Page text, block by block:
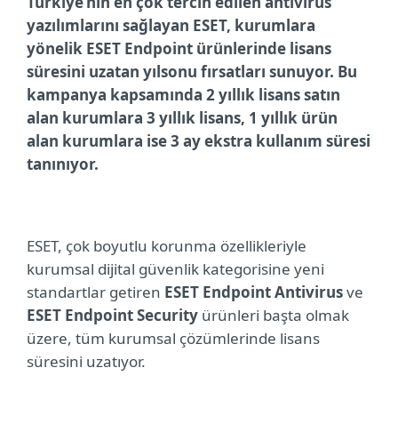
yazılımlarını sağlayan ESET, kurumlara
yönelik ESET Endpoint ürünlerinde lisans
süresini uzatan yılsonu fırsatları sunuyor. Bu
kampanya kapsamında 2 yıllık lisans satın
alan kurumlara 3 yıllık lisans, 1 yıllık ürün
alan kurumlara ise 3 ay ekstra kullanım süresi
tanınıyor.
ESET, çok boyutlu korunma özellikleriyle
kurumsal dijital güvenlik kategorisine yeni
standartlar getiren ESET Endpoint Antivirusve
ESET Endpoint Security ürünleri başta olmak
üzere, tüm kurumsal çözümlerinde lisans
süresini uzatıyor.